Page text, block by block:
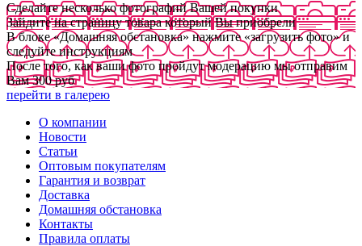
Сделайте несколько фотографий Вашей покупки
Зайдите на страницу товара который Вы приобрели
В блоке «Домашняя обстановка» нажмите «загрузить фото» и
следуйте инструкциям
После того, как ваши фото пройдут модерацию мы отправим
Вам 300 руб
перейти в галерею
О компании
Новости
Статьи
Оптовым покупателям
Гарантия и возврат
Доставка
Домашняя обстановка
Контакты
Правила оплаты